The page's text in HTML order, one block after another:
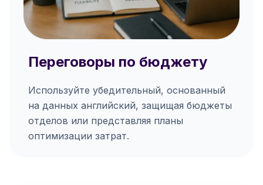
Переговоры по бюджету
Используйте убедительный, основанный
на данных английский, защищая бюджеты
отделов или представляя планы
оптимизации затрат.